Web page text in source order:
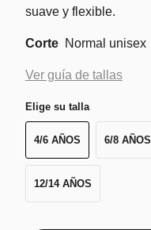
suave y flexible.
CorteNormal unisex
Ver guía de tallas
Elige su talla
4/6 AÑOS 6/8 AÑOS
12/14 AÑOS